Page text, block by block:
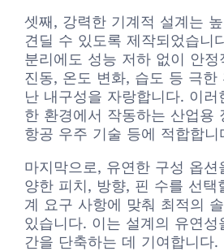
셋째, 강력한 기계적 설계는
견딜 수 있도록 제작되었습니
분리에도 성능 저하 없이 안정
진동, 온도 변화, 습도 등 극한
난 내구성을 자랑합니다. 이
한 환경에서 작동하는 산업용
항공 우주 기술 등에 적합합니
마지막으로, 유연한 구성 옵
양한 피치, 방향, 핀 수를 선택
계 요구 사항에 맞춰 최적의
있습니다. 이는 설계의 유연성
간을 단축하는 데 기여합니다.